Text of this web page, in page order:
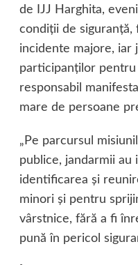
de IJJ Harghita,
condiţii de siguranţă,
incidente majore, iar
participanţilor pentru
responsabil
mare de persoane
„Pe parcursul
publice, jandarmii
identificarea şi
minori şi pentru
vârstnice, fără a fi
pună în pericol